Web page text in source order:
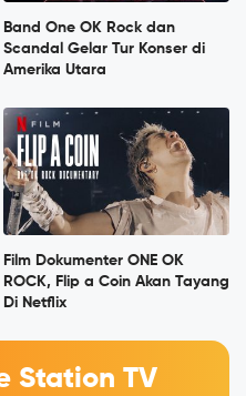
Band One OK Rock dan
Scandal Gelar Tur Konser di
Amerika Utara
Film Dokumenter ONE OK
ROCK, Flip a Coin Akan Tayang
Di Netflix
Station TV